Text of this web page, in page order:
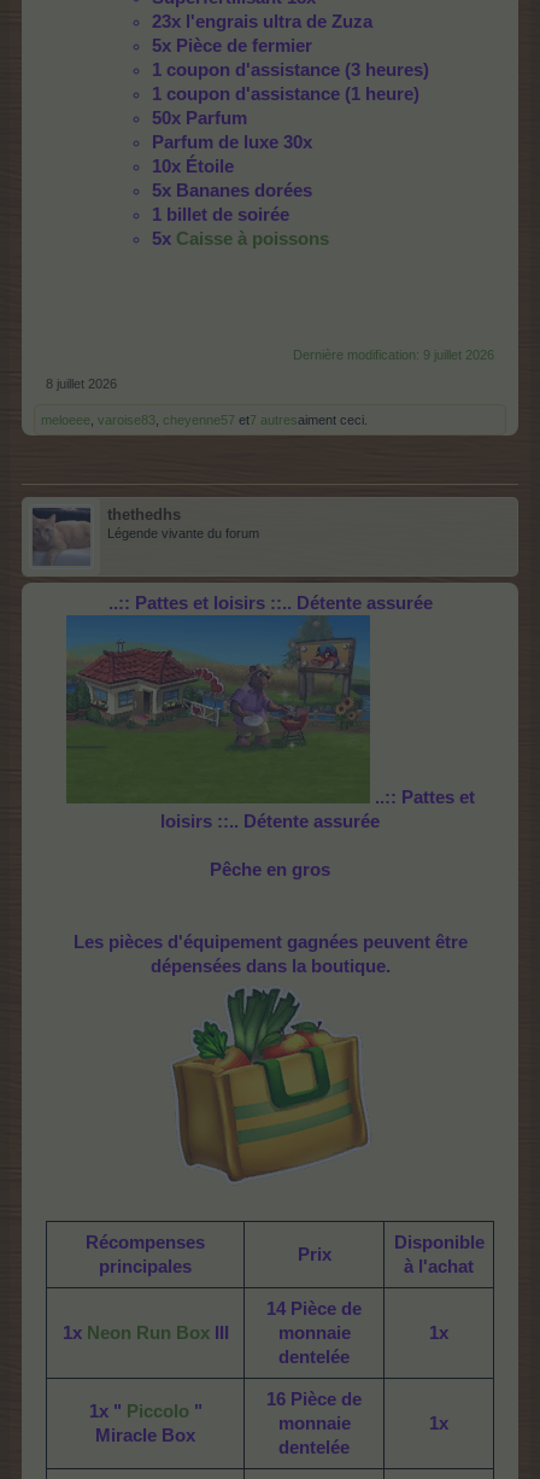
23x l'engrais ultra de Zuza
5x Pièce de fermier
1 coupon d'assistance (3 heures)
1 coupon d'assistance (1 heure)
50x Parfum
Parfum de luxe 30x
10x Étoile
5x Bananes dorées
1 billet de soirée
5x Caisse à poissons
Dernière modification: 9 juillet 2026
8 juillet 2026
meloeee varoise83 cheyenne57 et7 autresaiment ceci.
thethedhs
Légende vivante du forum
..:: Pattes et loisirs::.. Détente assurée
..:: Pattes et
loisirs ::.. Détente assurée
Pêche en gros
Les pièces d'équipement gagnées peuvent être
dépensées dans la boutique.
Récompenses
principales
Prix
Disponible
à l'achat
1x Neon Run Box
14 Pièce de
monnaie
dentelée
1x
1x " Piccolo "
Miracle Box
16 Pièce de
monnaie
dentelée
1x